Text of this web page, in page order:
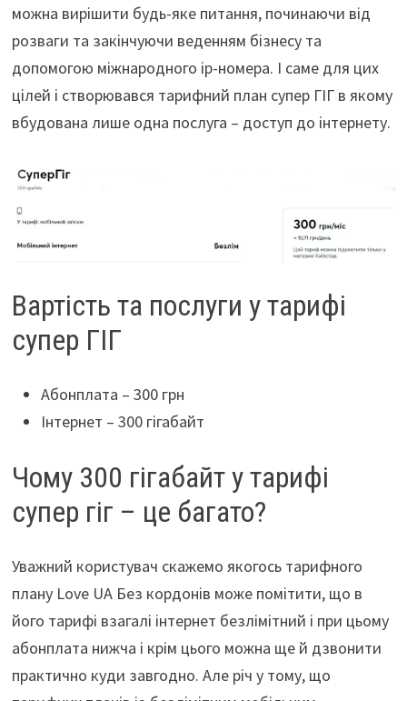
можна вирішити будь-яке питання, починаючи від
розваги та закінчуючи веденням бізнесу та
допомогою міжнародного ip-номера. І саме для цих
цілей і створювався тарифний план супер ГІГ в якому
вбудована лише одна послуга – доступ до інтернету.
Вартість та послуги у тарифі
супер ГІГ
Абонплата – 300 грн
Інтернет – 300 гігабайт
Чому 300 гігабайт у тарифі
супер гіг – це багато?
Уважний користувач скажемо якогось тарифного
плану Love UA Без кордонів може помітити, що в
його тарифі взагалі інтернет безлімітний і при цьому
абонплата нижча і крім цього можна ще й дзвонити
практично куди завгодно. Але річ у тому, що